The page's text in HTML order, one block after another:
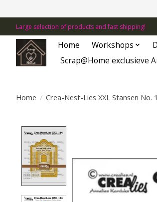
Large selection of products and fast shipping!
Home Workshops
Scrap@Home exclusieve
Home / Crea-Nest-Lies XXL Stansen No.